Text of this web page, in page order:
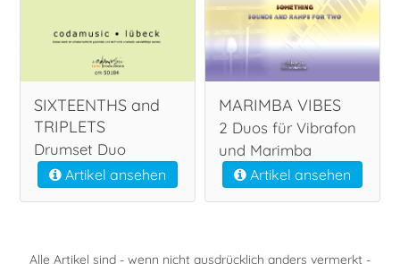
SIXTEENTHS and
TRIPLETS
Drumset Duo
Artikel ansehen
MARIMBA VIBES
2 Duos für Vibrafon
und Marimba
Artikel ansehen
Alle Artikel sind - wenn nicht ausdrücklich anders vermerkt -